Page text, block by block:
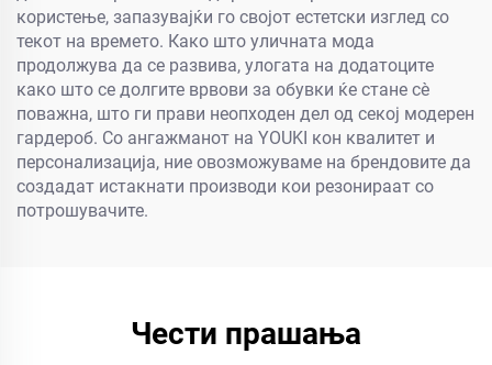
користење, запазувајќи го својот естетски изглед со
текот на времето. Како што уличната мода
продолжува да се развива, улогата на додатоците
како што се долгите врвови за обувки ќе стане сè
поважна, што ги прави неопходен дел од секој модерен
гардероб. Со ангажманот на YOUKI кон квалитет и
персонализација, ние овозможуваме на брендовите да
создадат истакнати производи кои резонираат со
потрошувачите.
Чести прашања